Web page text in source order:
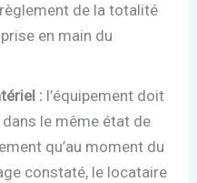
règlement de la totalité
en main du
: l’équipement doit
le même état de
qu’au moment du
constaté, le locataire